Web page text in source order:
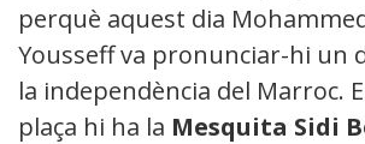
perquè aquest dia
Yousseff va pronunciar-hi un
la independència del Marroc.
plaça hi ha la Mesquita Sidi